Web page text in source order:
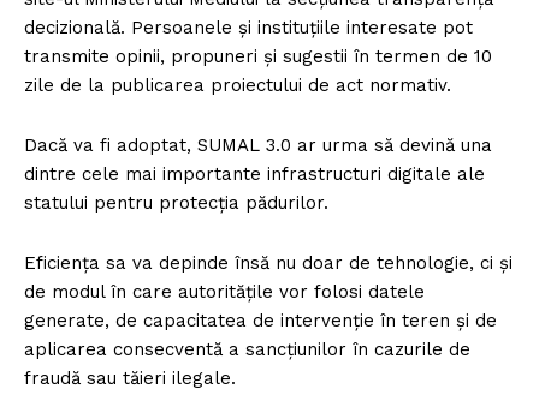
decizională. Persoanele și instituțiile interesate pot
transmite opinii, propuneri și sugestii în termen de 10
zile de la publicarea proiectului de act normativ.
Dacă va fi adoptat, SUMAL 3.0 ar urma să devină una
dintre cele mai importante infrastructuri digitale ale
statului pentru protecția pădurilor.
Eficiența sa va depinde însă nu doar de tehnologie, ci și
de modul în care autoritățile vor folosi datele
generate, de capacitatea de intervenție în teren și de
aplicarea consecventă a sancțiunilor în cazurile de
fraudă sau tăieri ilegale.